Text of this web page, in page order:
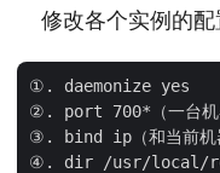
修改各个实例的配
①. daemonize yes
②. port 700*（一台机
③. bind ip（和当前机
④. dir /usr/local/